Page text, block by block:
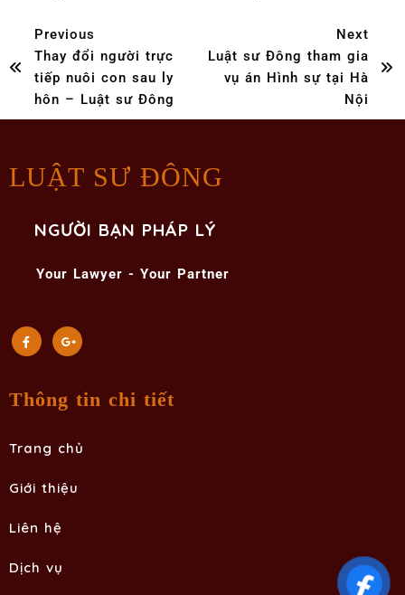
Previous
Thay đổi người trực
tiếp nuôi con sau ly
hôn – Luật sư Đông
Next
Luật sư Đông tham gia
vụ án Hình sự tại Hà
Nội
LUẬT SƯ ĐÔNG
NGƯỜI BẠN PHÁP LÝ
Your Lawyer - Your Partner
Thông tin chi tiết
Trang chủ
Giới thiệu
Liên hệ
Dịch vụ